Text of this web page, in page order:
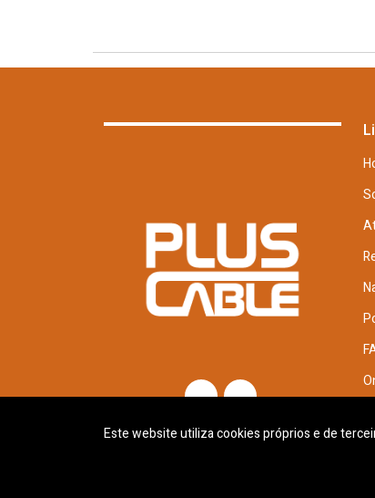
Este website utiliza cookies próprios e de